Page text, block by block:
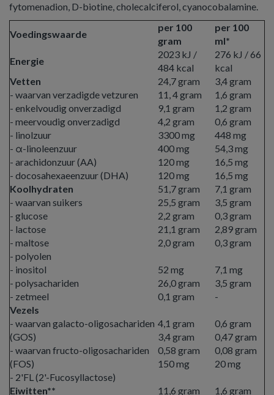
fytomenadion, D-biotine, cholecalciferol, cyanocobalamine.
Voedingswaarde
per 100
gram
per 100
ml*
Energie
2023 kJ /
484 kcal
276 kJ / 66
kcal
Vetten
- waarvan verzadigde vetzuren
- enkelvoudig onverzadigd
- meervoudig onverzadigd
- linolzuur
- α-linoleenzuur
- arachidonzuur (AA)
- docosahexaeenzuur (DHA)
24,7 gram
11, 4 gram
9,1 gram
4,2 gram
3300 mg
400 mg
120 mg
120 mg
3,4 gram
1,6 gram
1,2 gram
0,6 gram
448 mg
54,3 mg
16,5 mg
16,5 mg
Koolhydraten
- waarvan suikers
- glucose
- lactose
- maltose
- polyolen
- inositol
- polysachariden
- zetmeel
51,7 gram
25,5 gram
2,2 gram
21,1 gram
2,0 gram
52 mg
26,0 gram
0,1 gram
7,1 gram
3,5 gram
0,3 gram
2,89 gram
0,3 gram
7,1 mg
3,5 gram
-
Vezels
- waarvan galacto-oligosachariden
(GOS)
- waarvan fructo-oligosachariden
(FOS)
- 2'FL (2'-Fucosyllactose)
4,1 gram
3,4 gram
0,58 gram
150 mg
0,6 gram
0,47 gram
0,08 gram
20 mg
Eiwitten** 11,6 gram 1,6 gram